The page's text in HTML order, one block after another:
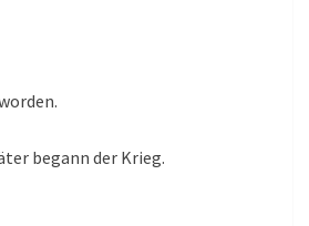
begann der Krieg.